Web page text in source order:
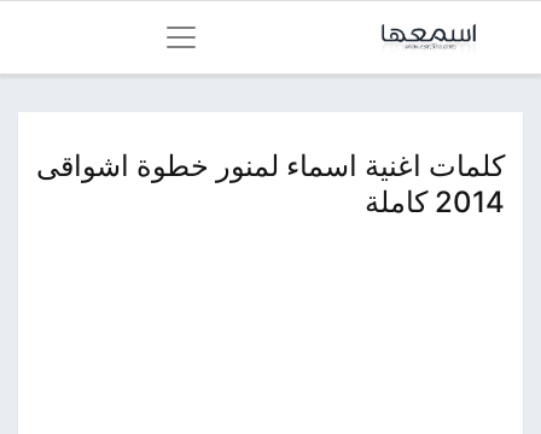
كلمات اغنية اسماء لمنور خطوة اشواقى
2014 كاملة